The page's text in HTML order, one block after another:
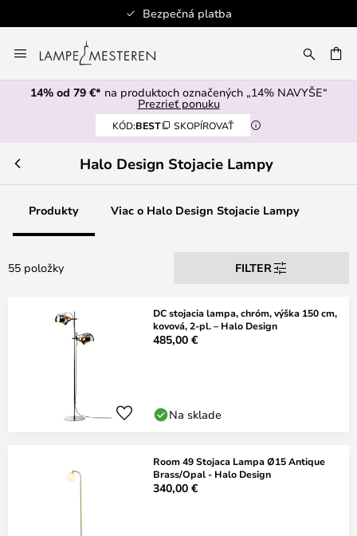
Bezpečná platba
to
Content
14% od 79 €* na produktoch označených „14% NAVYŠE“
Prezrieť ponuku
KÓD:BEST SKOPÍROVAŤ
Halo Design Stojacie Lampy
Produkty Viac o Halo Design Stojacie Lampy
55 položky FILTER
DC stojacia lampa, chróm, výška 150 cm,
kovová, 2-pl. – Halo Design
485,00 €
Na sklade
Room 49 Stojaca Lampa Ø15 Antique
Brass/Opal - Halo Design
340,00 €